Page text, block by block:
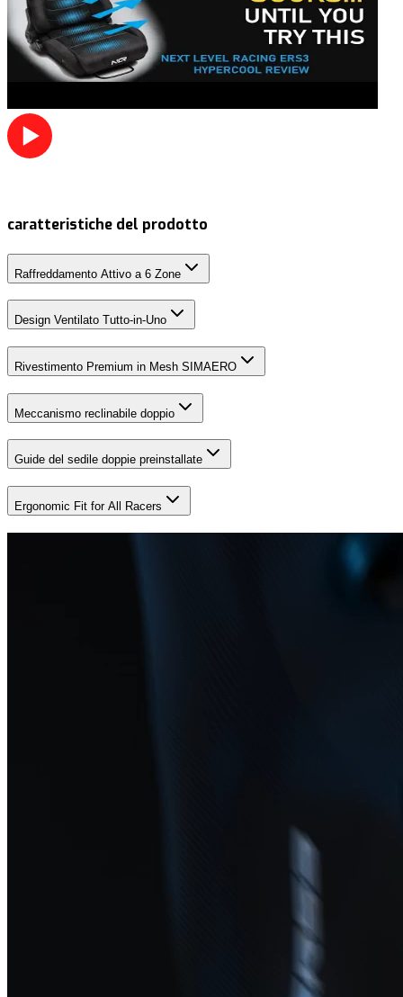
caratteristiche del prodotto
Raffreddamento Attivo a 6 Zone
Design Ventilato Tutto-in-Uno
Rivestimento Premium in Mesh SIMAERO
Meccanismo reclinabile doppio
Guide del sedile doppie preinstallate
Ergonomic Fit for All Racers